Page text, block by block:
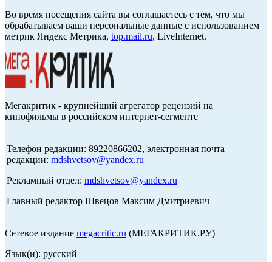
Во время посещения сайта вы соглашаетесь с тем, что мы
обрабатываем ваши персональные данные с использованием
метрик Яндекс Метрика, top.mail.ru, LiveInternet.
Мегакритик - крупнейший агрегатор рецензий на
кинофильмы в российском интернет-сегменте
Телефон редакции: 89220866202, электронная почта
редакции: mdshvetsov@yandex.ru
Рекламный отдел: mdshvetsov@yandex.ru
Главный редактор Швецов Максим Дмитриевич
Сетевое издание megacritic.ru (МЕГАКРИТИК.РУ)
Язык(и): русский